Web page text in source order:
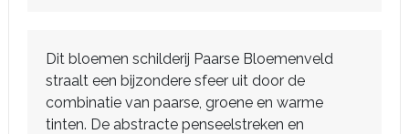
Dit bloemen schilderij Paarse Bloemenveld
straalt een bijzondere sfeer uit door de
combinatie van paarse, groene en warme
tinten. De abstracte penseelstreken en